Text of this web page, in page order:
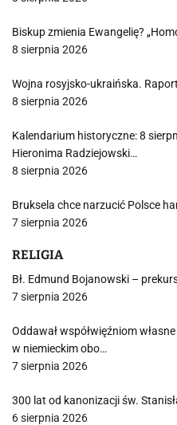
Biskup zmienia Ewangelię?
8 sierpnia 2026
Wojna rosyjsko-ukraińska.
8 sierpnia 2026
Kalendarium historyczne: 8
Hieronima Radziejowski…
8 sierpnia 2026
Bruksela chce narzucić Polsce
7 sierpnia 2026
RELIGIA
Bł. Edmund Bojanowski –
7 sierpnia 2026
Oddawał współwięźniom
w niemieckim obo…
7 sierpnia 2026
300 lat od kanonizacji św.
6 sierpnia 2026